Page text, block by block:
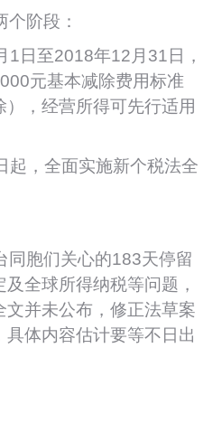
阶段：
1日至2018年12月31日，
元基本减除费用标准
），经营所得可先行适用
起，全面实施新个税法全
同胞们关心的183天停留
全球所得纳税等问题，
文并未公布，修正法草案
体内容估计要等不日出